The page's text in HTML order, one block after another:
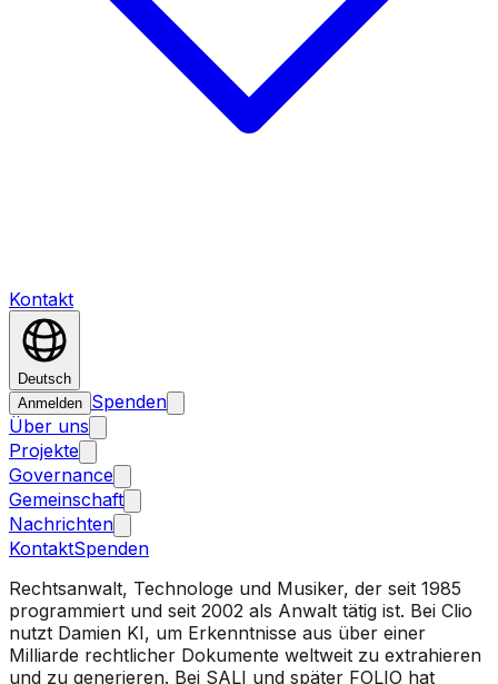
Kontakt
Deutsch
Anmelden Spenden
Über uns
Projekte
Governance
Gemeinschaft
Nachrichten
KontaktSpenden
Rechtsanwalt, Technologe und Musiker, der seit 1985
programmiert und seit 2002 als Anwalt tätig ist. Bei Clio
nutzt Damien KI, um Erkenntnisse aus über einer
Milliarde rechtlicher Dokumente weltweit zu extrahieren
und zu generieren. Bei SALI und später FOLIO hat